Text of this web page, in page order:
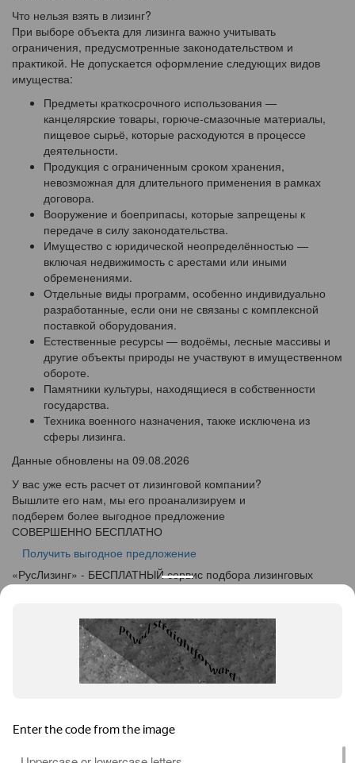
Что нельзя взять в лизинг?
При выборе объекта для лизинга важно учитывать
ограничения, предусмотренные законодательством и
практикой. Не допускается оформление следующих видов
имущества:
Предметы краткосрочного использования —
канцелярские товары, горюче-смазочные материалы,
пищевое сырьё, которые расходуются в процессе
деятельности.
Продукция с ограниченным сроком хранения,
невозможная для длительного применения в рамках
договора.
Вооружение и боеприпасы, которые запрещены к
передаче в силу законодательства.
Имущество с юридической неопределённостью —
включая недвижимость с арестами или иными
обременениями.
Отдельные виды программ, особенно индивидуально
разработанные, если они не связаны с комплексной
поставкой оборудования.
Естественные ресурсы — водоёмы, лесные массивы и
другие объекты природы не участвуют в имущественном
обороте.
Памятники культуры, находящиеся в собственности
государства.
Техника военного назначения, также исключена из
сферы лизинга.
Данные обновлены на 09.08.2026
У вас уже есть расчет от лизинговой компании?
Вышлите его нам, мы его проанализируем и
подберем более выгодное предложение
СОВЕРШЕННО БЕСПЛАТНО
Получить выгодное предложение
«РусЛизинг» - БЕСПЛАТНЫЙ сервис подбора лизинговых
+7 (495) 103-49-76
664005, Иркутская Область, г. Иркутск, ул. Маяковского дом
Калькулятор
Кейсы Клиентам